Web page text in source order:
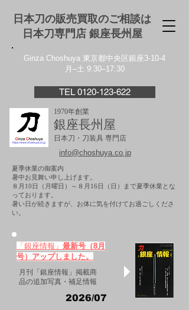
日本刀の販売買取のご相談は
日本刀専門店 銀座⻑州屋
Ginza Choshuya 東京都中央区銀座3-10-4
月–土 9:30–17:30
TEL 0120-123-622
1970年創業
銀座長州屋
日本刀・刀装具 専門店
info@choshuya.co.jp
夏季休業の御案内
暑中お見舞い申し上げます。
８月10日（月曜日）～８月16日（日）まで夏季休業とな
っております。
​暑い日が続きますが、お体に気を付けてお過ごしくださ
い。
「銀座情報」 最新号（8月
号）アップしました。
月刊「銀座情報」掲載商
品の追加写真・補足情報
2026/07